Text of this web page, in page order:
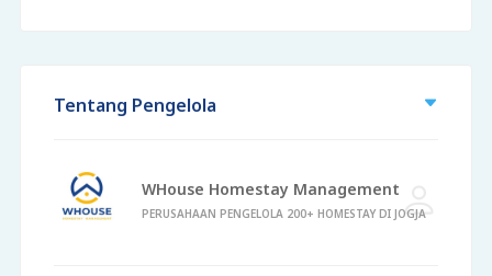
Tentang Pengelola
WHouse Homestay Management
PERUSAHAAN PENGELOLA 200+ HOMESTAY DI JOGJA